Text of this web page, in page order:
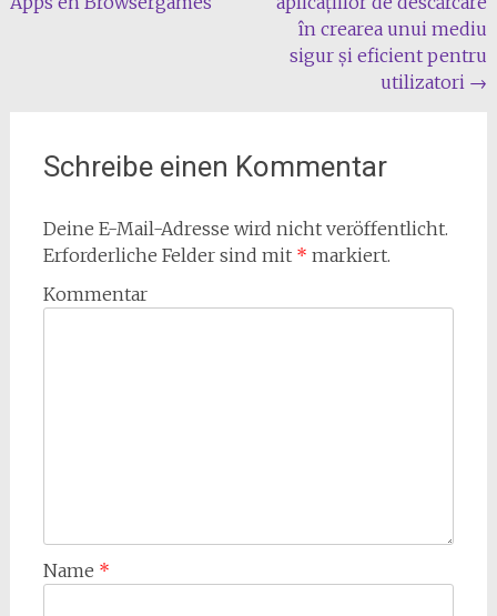
în crearea unui mediu
sigur și eficient pentru
utilizatori →
Schreibe einen Kommentar
Deine E-Mail-Adresse wird nicht veröffentlicht.
Erforderliche Felder sind mit * markiert.
Kommentar
Name *